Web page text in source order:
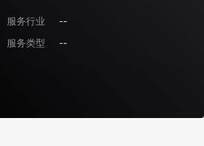
服务行业
--
服务类型
--